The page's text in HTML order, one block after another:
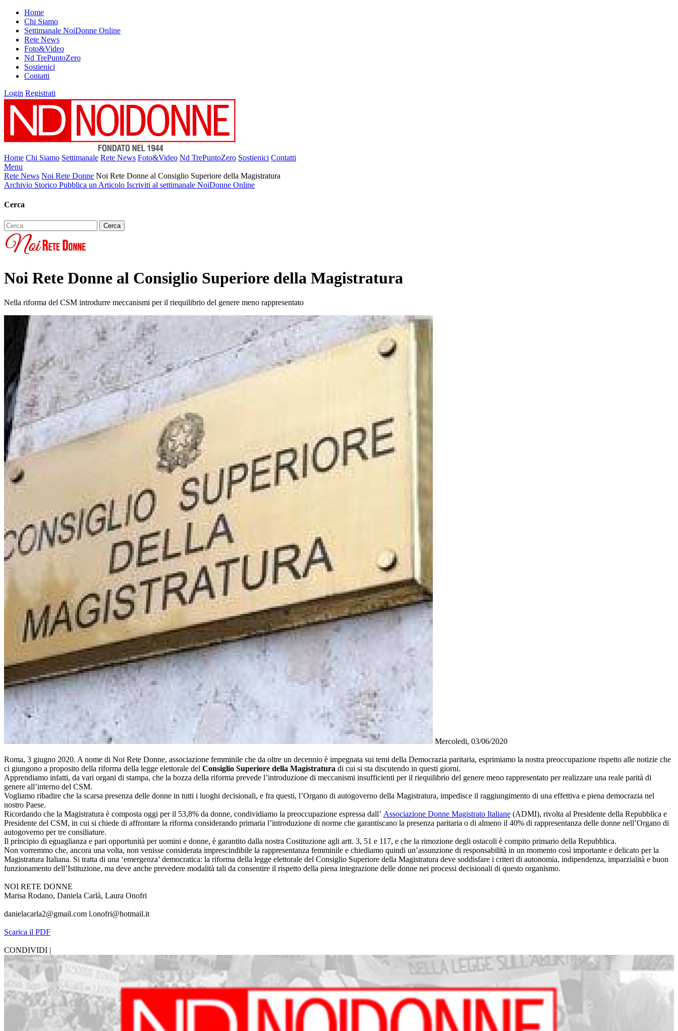
Home
Chi Siamo
Settimanale NoiDonne Online
Rete News
Foto&Video
Nd TrePuntoZero
Sostienici
Contatti
Login Registrati
Home Chi Siamo Settimanale Rete News Foto&Video Nd TrePuntoZero Sostienici Contatti
Menu
Rete News Noi Rete Donne Noi Rete Donne al Consiglio Superiore della Magistratura
Archivio Storico Pubblica un Articolo Iscriviti al settimanale NoiDonne Online
Cerca
Noi Rete Donne al Consiglio Superiore della Magistratura
Nella riforma del CSM introdurre meccanismi per il riequilibrio del genere meno rappresentato
Mercoledi, 03/06/2020
Roma, 3 giugno 2020. A nome di Noi Rete Donne, associazione femminile che da oltre un decennio è impegnata sui temi della Democrazia paritaria, esprimiamo la nostra preoccupazione rispetto alle notizie che
ci giungono a proposito della riforma della legge elettorale del Consiglio Superiore della Magistratura di cui si sta discutendo in questi giorni.
Apprendiamo infatti, da vari organi di stampa, che la bozza della riforma prevede l’introduzione di meccanismi insufficienti per il riequilibrio del genere meno rappresentato per realizzare una reale parità di
genere all’interno del CSM.
Vogliamo ribadire che la scarsa presenza delle donne in tutti i luoghi decisionali, e fra questi, l’Organo di autogoverno della Magistratura, impedisce il raggiungimento di una effettiva e piena democrazia nel
nostro Paese.
Ricordando che la Magistratura è composta oggi per il 53,8% da donne, condividiamo la preoccupazione espressa dall’ Associazione Donne Magistrato Italiane (ADMI), rivolta al Presidente della Repubblica e
Presidente del CSM, in cui si chiede di affrontare la riforma considerando primaria l’introduzione di norme che garantiscano la presenza paritaria o di almeno il 40% di rappresentanza delle donne nell’Organo di
autogoverno per tre consiliature.
Il principio di eguaglianza e pari opportunità per uomini e donne, è garantito dalla nostra Costituzione agli artt. 3, 51 e 117, e che la rimozione degli ostacoli è compito primario della Repubblica.
Non vorremmo che, ancora una volta, non venisse considerata imprescindibile la rappresentanza femminile e chiediamo quindi un’assunzione di responsabilità in un momento così importante e delicato per la
Magistratura Italiana. Si tratta di una ‘emergenza’ democratica: la riforma della legge elettorale del Consiglio Superiore della Magistratura deve soddisfare i criteri di autonomia, indipendenza, imparzialità e buon
funzionamento dell’Istituzione, ma deve anche prevedere modalità tali da consentire il rispetto della piena integrazione delle donne nei processi decisionali di questo organismo.
NOI RETE DONNE
Marisa Rodano, Daniela Carlà, Laura Onofri
danielacarla2@gmail.com l.onofri@hotmail.it
Scarica il PDF
CONDIVIDI |